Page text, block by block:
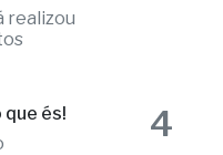
realizou
és!
4